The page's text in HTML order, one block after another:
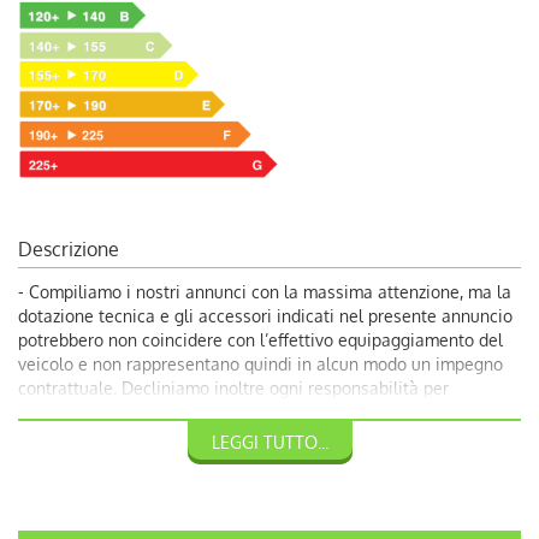
Descrizione
- Compiliamo i nostri annunci con la massima attenzione, ma la
dotazione tecnica e gli accessori indicati nel presente annuncio
potrebbero non coincidere con l’effettivo equipaggiamento del
veicolo e non rappresentano quindi in alcun modo un impegno
contrattuale. Decliniamo inoltre ogni responsabilità per
garantire ai nostri clienti la più completa soddisfazione, vi
invitiamo a chiedere conferma delle dotazioni del veicolo ai
-29900 €: Promozione Autoquadrifoglio con rottamazione veicolo
LEGGI TUTTO...